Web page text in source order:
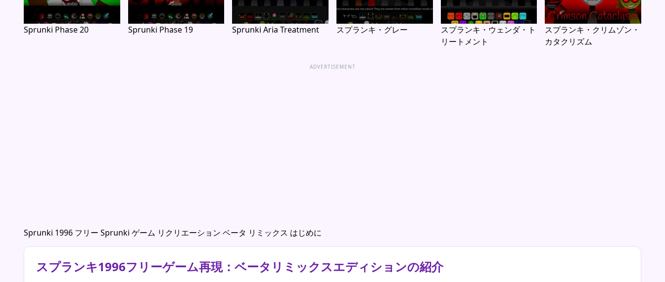
Sprunki Phase 20 Sprunki Phase 19 Sprunki Aria Treatment スプランキ・グレー
スプランキ・ウェンダ・ト
リートメント
スプランキ・クリムゾン・
カタクリズム
ADVERTISEMENT
Sprunki 1996 フリー Sprunki ゲーム リクリエーション ベータ リミックス はじめに
スプランキ1996フリーゲーム再現：ベータリミックスエディションの紹介